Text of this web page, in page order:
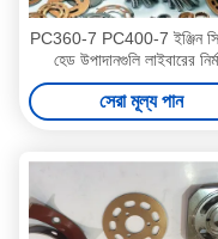
PC360-7 PC400-7 ইঞ্জিন
হেড উপাদানগুলি লাইবারের
যন্ত্রপাতি জন্য
সেরা মূল্য পান